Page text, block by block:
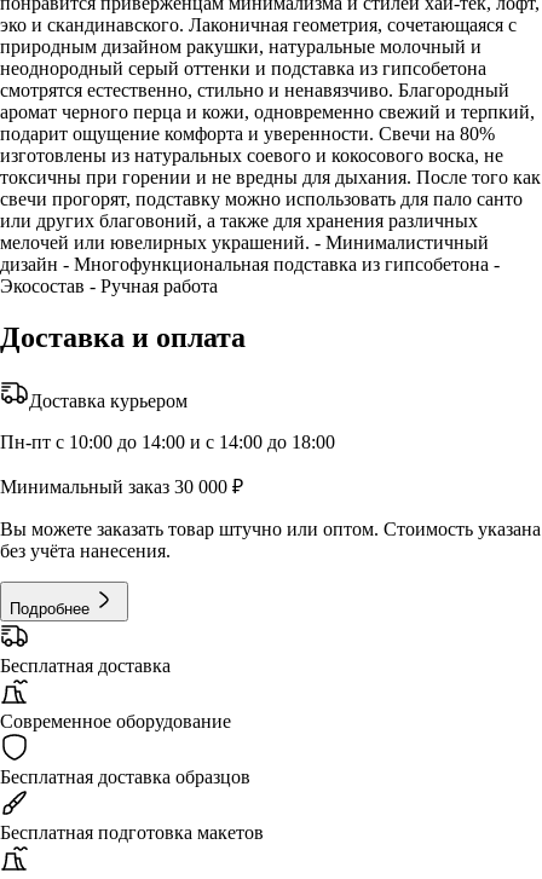
эко и скандинавского. Лаконичная геометрия, сочетающаяся с
природным дизайном ракушки, натуральные молочный и
неоднородный серый оттенки и подставка из гипсобетона
смотрятся естественно, стильно и ненавязчиво. Благородный
аромат черного перца и кожи, одновременно свежий и терпкий,
подарит ощущение комфорта и уверенности. Свечи на 80%
изготовлены из натуральных соевого и кокосового воска, не
токсичны при горении и не вредны для дыхания. После того как
свечи прогорят, подставку можно использовать для пало санто
или других благовоний, а также для хранения различных
мелочей или ювелирных украшений. - Минималистичный
дизайн - Многофункциональная подставка из гипсобетона -
Экосостав - Ручная работа
Доставка и оплата
Доставка курьером
Пн-пт с 10:00 до 14:00 и с 14:00 до 18:00
Минимальный заказ 30 000 ₽
Вы можете заказать товар штучно или оптом. Стоимость указана
без учёта нанесения.
Подробнее
Бесплатная доставка
Современное оборудование
Бесплатная доставка образцов
Бесплатная подготовка макетов